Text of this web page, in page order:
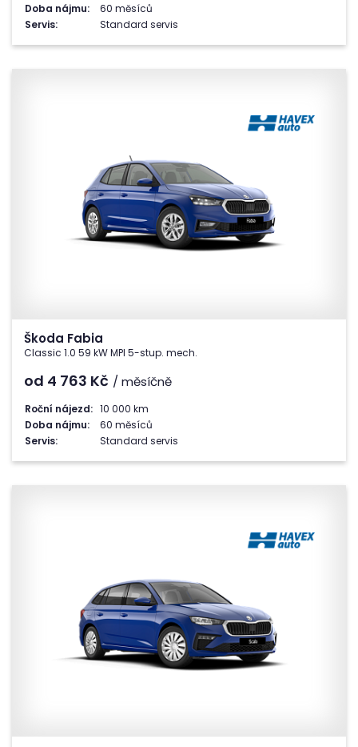
Doba nájmu:
60 měsíců
Servis:
Standard servis
Škoda Fabia
Classic 1.0 59 kW MPI 5-stup. mech.
od 4 763 Kč / měsíčně
Roční nájezd: 10 000 km
Doba nájmu:
60 měsíců
Servis:
Standard servis